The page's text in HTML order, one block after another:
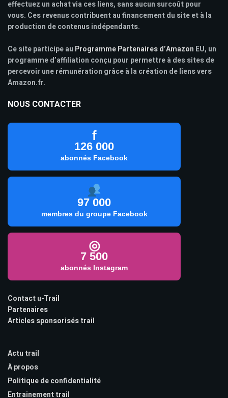
effectuez un achat via ces liens, sans aucun surcoût pour
vous. Ces revenus contribuent au financement du site et à la
production de contenus indépendants.
Ce site participe au Programme Partenaires d’Amazon EU, un
programme d’affiliation conçu pour permettre à des sites de
percevoir une rémunération grâce à la création de liens vers
Amazon.fr.
NOUS CONTACTER
f
126 000
abonnés Facebook
97 000
membres du groupe Facebook
◎
7 500
abonnés Instagram
Contact u-Trail
Partenaires
Articles sponsorisés trail
Actu trail
À propos
Politique de confidentialité
Entrainement trail